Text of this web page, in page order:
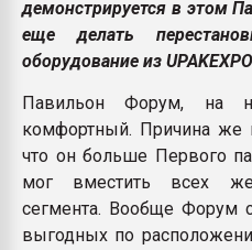
демонстрируется в этом
еще делать
оборудование из
Павильон Форум, на
комфортный. Причина
что он больше Первого
мог вместить всех
сегмента. Вообще Форум
выгодных по